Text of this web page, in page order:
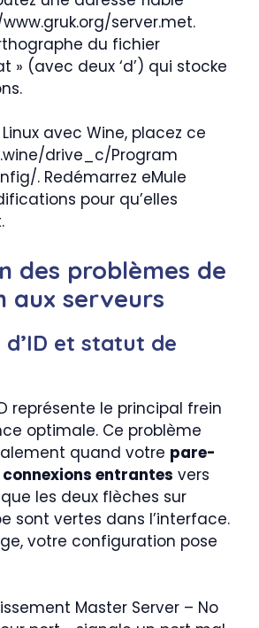
server.met.
du fichier
» (avec deux ‘d’) qui stocke
avec Wine, placez ce
drive_c/Program
. Redémarrez eMule
pour qu’elles
des problèmes de
aux serveurs
d’ID et statut de
représente le principal frein
optimale. Ce problème
quand votre pare-
entrantes vers
les deux flèches sur
sont vertes dans l’interface.
votre configuration pose
Master Server – No